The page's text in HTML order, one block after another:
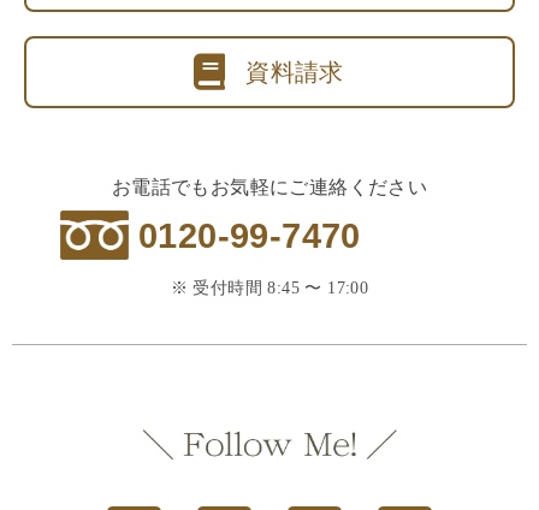
資料請求
お電話でもお気軽にご連絡ください
0120-99-7470
※ 受付時間 8:45 〜 17:00